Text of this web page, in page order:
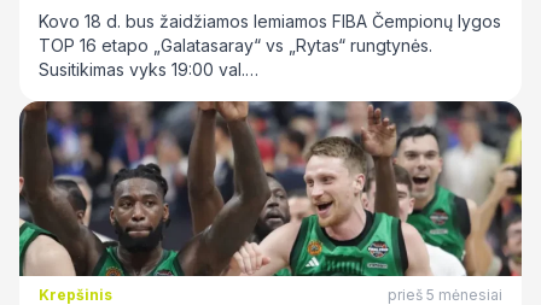
Kovo 18 d. bus žaidžiamos lemiamos FIBA Čempionų lygos
TOP 16 etapo „Galatasaray“ vs „Rytas“ rungtynės.
Susitikimas vyks 19:00 val.…
Krepšinis prieš 5 mėnesiai